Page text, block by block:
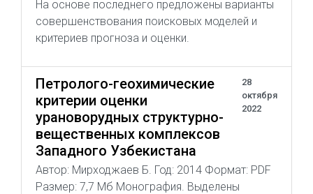
На основе последнего предложены варианты
совершенствования поисковых моделей и
критериев прогноза и оценки.
Петролого-геохимические
критерии оценки
урановорудных структурно-
вещественных комплексов
Западного Узбекистана
28
октября
2022
Автор: Мирходжаев Б. Год: 2014 Формат: PDF
Размер: 7,7 Мб Монография. Выделены